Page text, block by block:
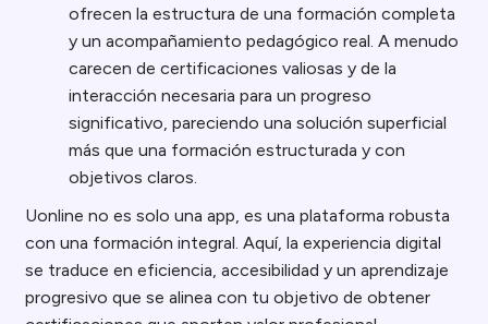
ofrecen la estructura de una formación completa
y un acompañamiento pedagógico real. A menudo
carecen de certificaciones valiosas y de la
interacción necesaria para un progreso
significativo, pareciendo una solución superficial
más que una formación estructurada y con
objetivos claros.
Uonline no es solo una app, es una plataforma robusta
con una formación integral. Aquí, la experiencia digital
se traduce en eficiencia, accesibilidad y un aprendizaje
progresivo que se alinea con tu objetivo de obtener